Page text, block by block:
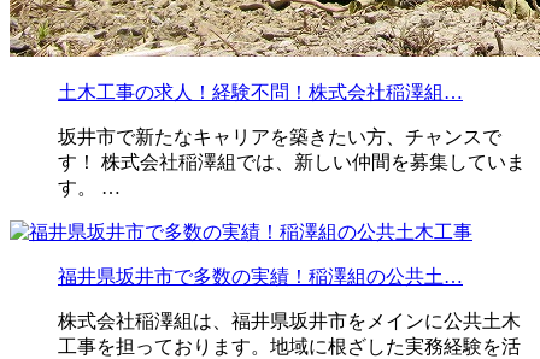
土木工事の求人！経験不問！株式会社稲澤組…
坂井市で新たなキャリアを築きたい方、チャンスで
す！ 株式会社稲澤組では、新しい仲間を募集していま
す。 …
福井県坂井市で多数の実績！稲澤組の公共土…
株式会社稲澤組は、福井県坂井市をメインに公共土木
工事を担っております。地域に根ざした実務経験を活